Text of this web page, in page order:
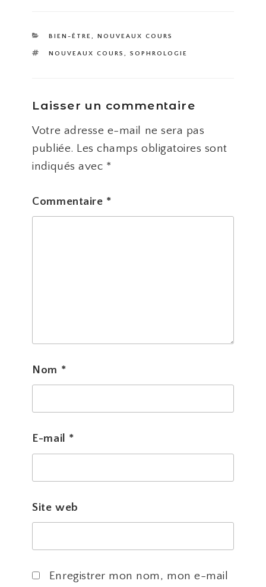
CATÉGORIES
BIEN-ÊTRE, NOUVEAUX COURS
ÉTIQUETTES
NOUVEAUX COURS , SOPHROLOGIE
Laisser un commentaire
Votre adresse e-mail ne sera pas
publiée. Les champs obligatoires sont
indiqués avec *
Commentaire *
Nom *
E-mail *
Site web
Enregistrer mon nom, mon e-mail